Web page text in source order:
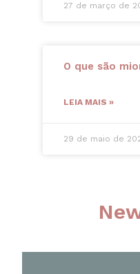
27 de março de
O que são
LEIA MAIS »
29 de maio de